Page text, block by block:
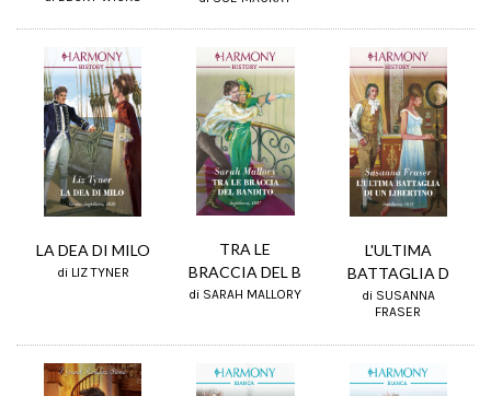
LA DEA DI MILO
di LIZ TYNER
TRA LE
BRACCIA DEL B
di SARAH MALLORY
L'ULTIMA
BATTAGLIA D
di SUSANNA
FRASER